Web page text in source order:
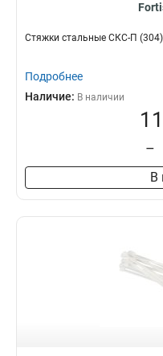
Стяжки стальные СКС-П
Подробнее
Наличие: В наличии
–
В